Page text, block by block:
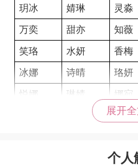
玥冰 婧琳 灵淼
万奕 甜亦 知薇
笑珞 水妍 香梅
冰娜 诗晴 珞妍
悦娜 琳婧 娜宛
楠向
缘乐
展开
个人